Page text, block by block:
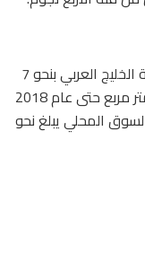
وتوقع الشايع نمو قطاع التجزئة في منطقة الخليج العربي بنحو 7
% سنويا وبمساحة تتراوح بين 6 و7 ملايين متر مربع حتى عام 2018
المحلي يبلغ نحو